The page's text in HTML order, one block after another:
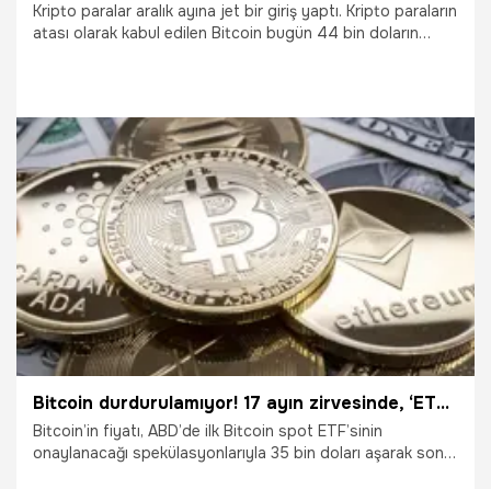
Kripto paralar aralık ayına jet bir giriş yaptı. Kripto paraların
atası olarak kabul edilen Bitcoin bugün 44 bin doların
6.12.2023 Ekonomi
Bitcoin durdurulamıyor! 17 ayın zirvesinde, ‘ETF’ beklentisi ile uçuşa geçti
Bitcoin’in fiyatı, ABD’de ilk Bitcoin spot ETF’sinin
onaylanacağı spekülasyonlarıyla 35 bin doları aşarak son